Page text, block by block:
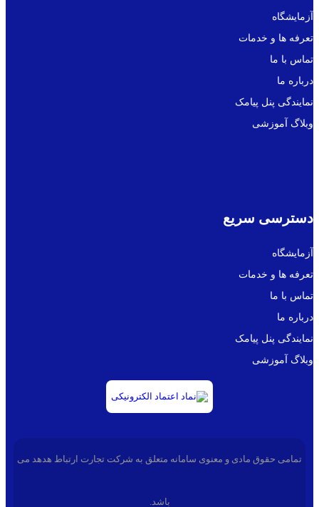
آزمایشگاه
تعرفه ها و خدمات
تماس با ما
درباره ما
نمایندگی پنل پیامک
وبلاگ آموزشی
دسترسی سریع
آزمایشگاه
تعرفه ها و خدمات
تماس با ما
درباره ما
نمایندگی پنل پیامک
وبلاگ آموزشی
تمامی حقوق مادی و معنوی سامانه متعلق به شرکت تجارت ارتباط هدهد می
باشد.